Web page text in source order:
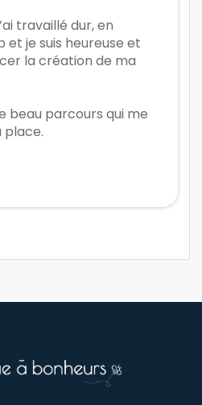
travaillé dur, en
et je suis heureuse et
la création de ma
beau parcours qui me
place.